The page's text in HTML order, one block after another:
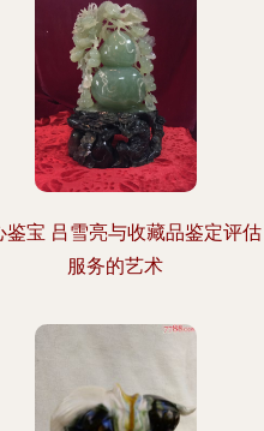
鉴宝 吕雪亮与收藏品鉴定评估
服务的艺术